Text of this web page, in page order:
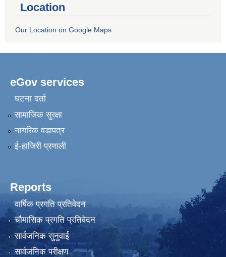
Location
Our Location on Google Maps
eGov services
घटना दर्ता
सामाजिक सुरक्षा
नागरिक वडापत्र
ई-हाजिरी प्रणाली
Reports
वार्षिक प्रगति प्रतिवेदन
चौमासिक प्रगति प्रतिवेदन
सार्वजनिक सुनुवाई
सार्वजनिक परीक्षण